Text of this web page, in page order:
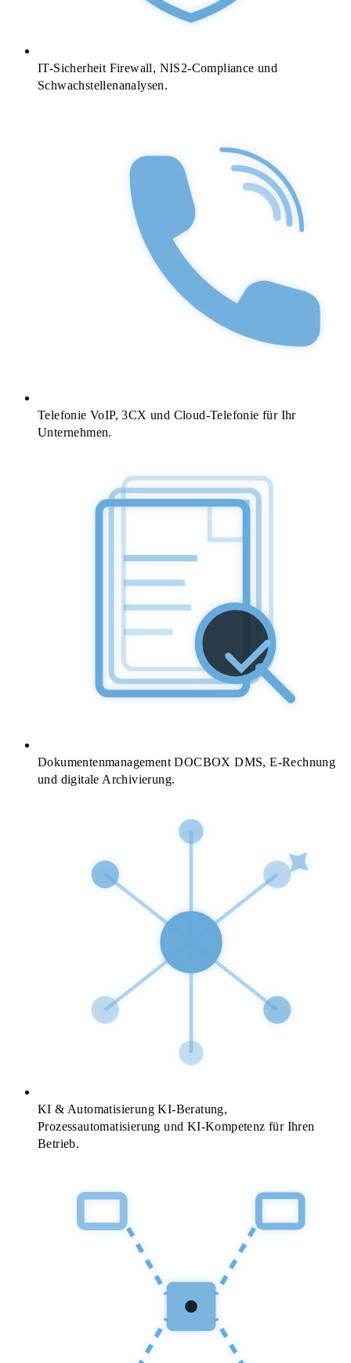
IT-Sicherheit Firewall, NIS2-Compliance und
Schwachstellenanalysen.
TelefonieVoIP, 3CX und Cloud-Telefonie für Ihr
Unternehmen.
DokumentenmanagementDOCBOX DMS, E-Rechnung
und digitale Archivierung.
KI & AutomatisierungKI-Beratung,
Prozessautomatisierung und KI-Kompetenz für Ihren
Betrieb.